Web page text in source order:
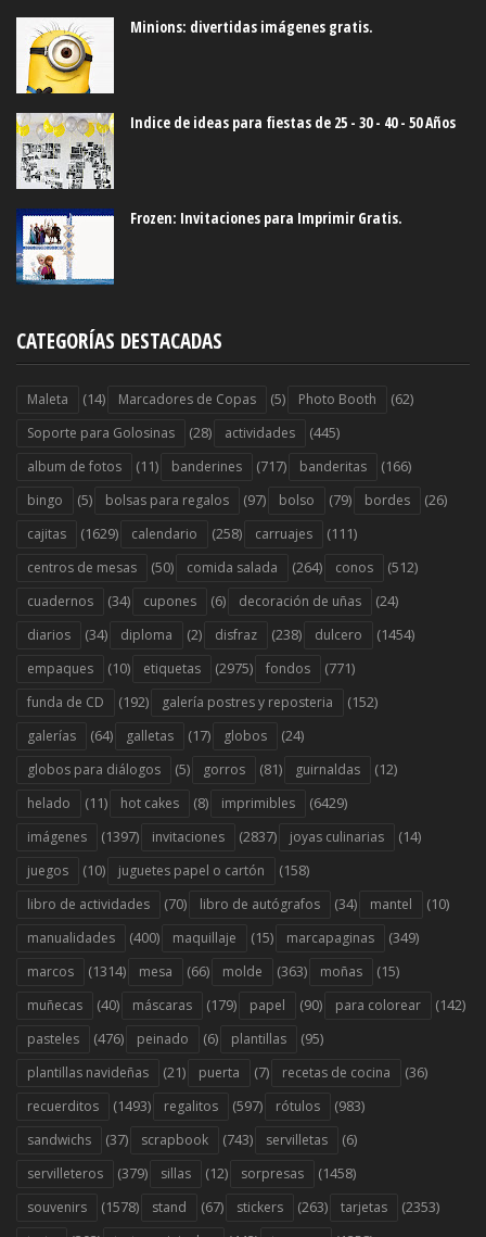
Minions: divertidas imágenes gratis.
Indice de ideas para fiestas de 25 - 30 - 40 - 50 Años
Frozen: Invitaciones para Imprimir Gratis.
CATEGORÍAS DESTACADAS
Maleta (14) Marcadores de Copas (5) Photo Booth (62)
Soporte para Golosinas (28) actividades (445)
album de fotos (11) banderines (717) banderitas (166)
bingo (5) bolsas para regalos (97) bolso (79) bordes (26)
cajitas (1629) calendario (258) carruajes (111)
centros de mesas (50) comida salada (264) conos (512)
cuadernos (34) cupones (6) decoración de uñas (24)
diarios (34) diploma (2) disfraz (238) dulcero (1454)
empaques (10) etiquetas (2975) fondos (771)
funda de CD (192) galería postres y reposteria (152)
galerías (64) galletas (17) globos (24)
globos para diálogos (5) gorros (81) guirnaldas (12)
helado (11) hot cakes (8) imprimibles (6429)
imágenes (1397) invitaciones (2837) joyas culinarias (14)
juegos (10) juguetes papel o cartón (158)
libro de actividades (70) libro de autógrafos (34) mantel (10)
manualidades (400) maquillaje (15) marcapaginas (349)
marcos (1314) mesa (66) molde (363) moñas (15)
muñecas (40) máscaras (179) papel (90) para colorear (142)
pasteles (476) peinado (6) plantillas (95)
plantillas navideñas (21) puerta (7) recetas de cocina (36)
recuerditos (1493) regalitos (597) rótulos (983)
sandwichs (37) scrapbook (743) servilletas (6)
servilleteros (379) sillas (12) sorpresas (1458)
souvenirs (1578) stand (67) stickers (263) tarjetas (2353)